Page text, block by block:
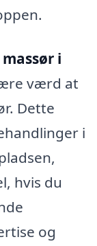
massør i
værd at
Dette
i
hvis du
og